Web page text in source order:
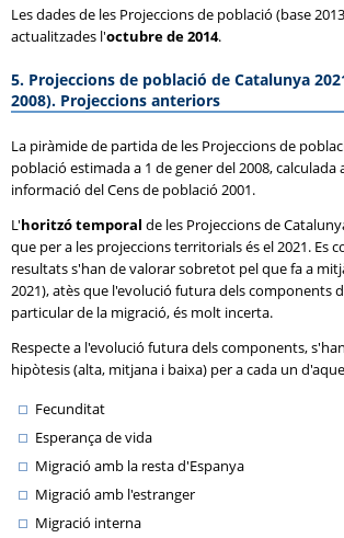
Les dades de les Projeccions de població (base
actualitzades l'octubre de 2014.
5. Projeccions de població de Catalunya
2008). Projeccions anteriors
La piràmide de partida de les Projeccions de
població estimada a 1 de gener del 2008, calculada
informació del Cens de població 2001.
L'horitzó temporal de les Projeccions de
que per a les projeccions territorials és el 2021. Es
resultats s'han de valorar sobretot pel que fa a
2021), atès que l'evolució futura dels components
particular de la migració, és molt incerta.
Respecte a l'evolució futura dels components,
hipòtesis (alta, mitjana i baixa) per a cada un
Fecunditat
Esperança de vida
Migració amb la resta d'Espanya
Migració amb l'estranger
Migració interna